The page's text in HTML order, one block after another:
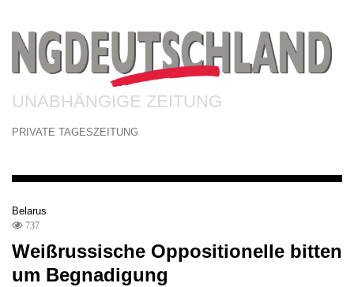
UNABHÄNGIGE ZEITUNG
PRIVATE TAGESZEITUNG
Belarus
737
Weißrussische Oppositionelle bitten
um Begnadigung